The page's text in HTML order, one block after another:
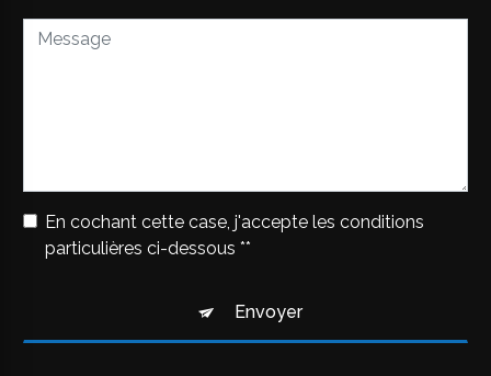
En cochant cette case, j'accepte les conditions
particulières ci-dessous **
Envoyer